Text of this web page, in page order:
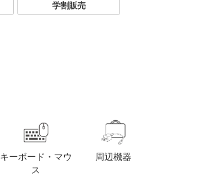
学割販売
キーボード・マウ
ス
周辺機器